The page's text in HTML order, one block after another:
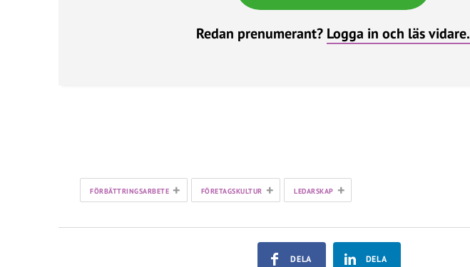
Redan prenumerant? Logga in och läs vidare.
FÖRBÄTTRINGSARBETE + FÖRETAGSKULTUR + LEDARSKAP +
DELA DELA